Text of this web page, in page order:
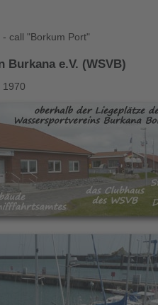
call "Borkum Port"
Burkana e.V. (WSVB)
1970